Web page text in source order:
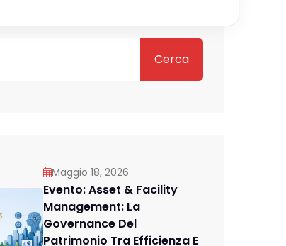
Cerca
Maggio 18, 2026
Evento: Asset & Facility
Management: La
Governance Del
Patrimonio Tra Efficienza E